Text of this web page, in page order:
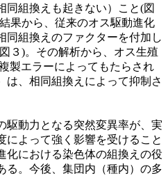
同組換えも起きない）こと(図
果から、従来のオス駆動進化
同組換えのファクターを付加し
３)。その解析から、オス生殖
製エラーによってもたらされ
は、相同組換えによって抑制さ
動力となる突然変異率が、実
によって強く影響を受けること
化における染色体の組換えの役
る。今後、集団内（種内）の多